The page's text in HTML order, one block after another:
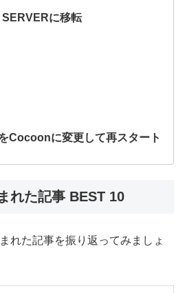
に移転
Cocoonに変更して再スタート
れた記事 BEST 10
れた記事を振り返ってみましょ